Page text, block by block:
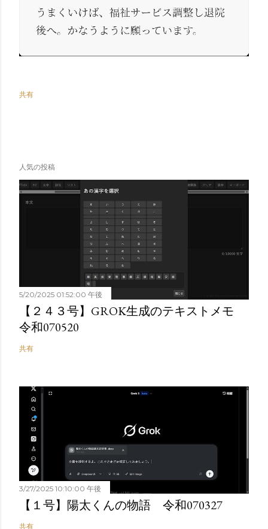
共有
人気の投稿
5/20/2025 01:52:00 午後
【２４３号】GROK生成のテキストメモ
令和070520
共有
3/27/2025 10:10:00 午後
【１号】陽太くんの物語 令和070327
共有